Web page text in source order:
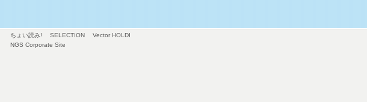
ちょい読み! SELECTION
Vector HOLDI
NGS Corporate Site